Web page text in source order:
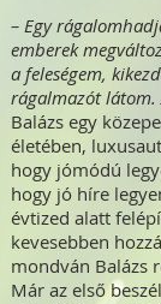
– Egy
emberek
a feleségem,
rágalmazót látom.
Balázs egy
életében,
hogy jómódú
hogy jó híre
évtized alatt
kevesebben
mondván Balázs
Már az első